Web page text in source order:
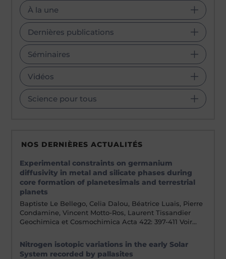
À la une
Dernières publications
Séminaires
Vidéos
Science pour tous
NOS DERNIÈRES ACTUALITÉS
Experimental constraints on germanium
diffusivity in metal and silicate phases during
core formation of planetesimals and terrestrial
planets
Baptiste Le Bellego, Celia Dalou, Béatrice Luais, Pierre
Condamine, Vincent Motto-Ros, Laurent Tissandier
Geochimica et Cosmochimica Acta 422: 397-411 Voir…
Nitrogen isotopic variations in the early Solar
System recorded by pallasites